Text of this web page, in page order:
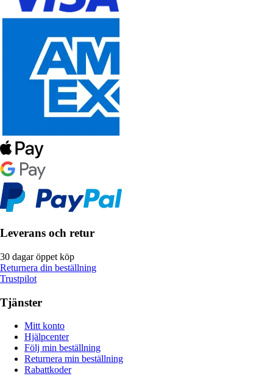
Leverans och retur
30 dagar öppet köp
Returnera din beställning
Trustpilot
Tjänster
Mitt konto
Hjälpcenter
Följ min beställning
Returnera min beställning
Rabattkoder